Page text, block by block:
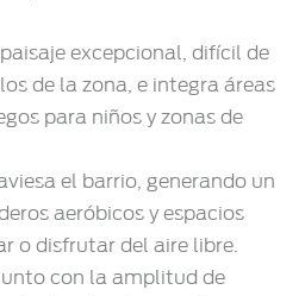
excepcional, difícil de
de la zona, e integra áreas
para niños y zonas de
el barrio, generando un
aeróbicos y espacios
o disfrutar del aire libre.
con la amplitud de